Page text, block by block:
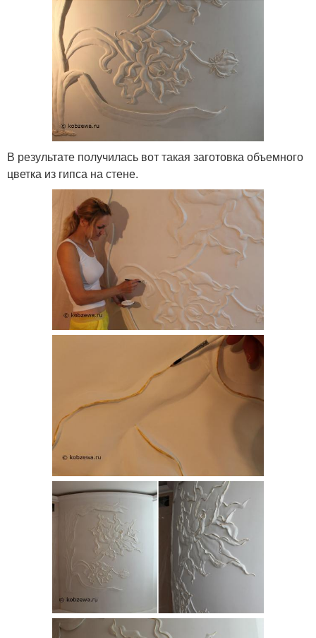
В результате получилась вот такая заготовка объемного
цветка из гипса на стене.